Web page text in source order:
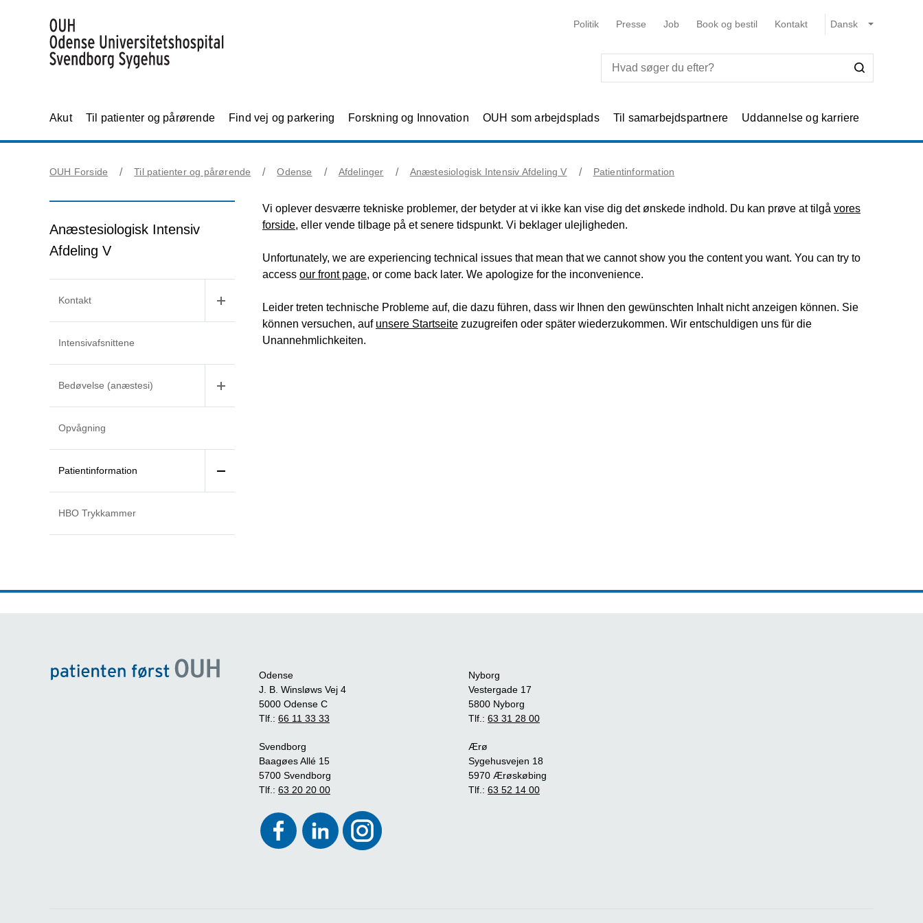
Politik Presse Job Book og bestil Kontakt
Akut Til patienter og pårørende Find vej og parkering Forskning og Innovation OUH som arbejdsplads Til samarbejdspartnere Uddannelse og karriere
OUH Forside Til patienter og pårørende Odense Afdelinger Anæstesiologisk Intensiv Afdeling V Patientinformation
Anæstesiologisk Intensiv
Afdeling V
Kontakt
Intensivafsnittene
Bedøvelse (anæstesi)
Opvågning
Patientinformation
HBO Trykkammer
Vi oplever desværre tekniske problemer, der betyder at vi ikke kan vise dig det ønskede indhold. Du kan prøve at tilgå vores
forside, eller vende tilbage på et senere tidspunkt. Vi beklager ulejligheden.
Unfortunately, we are experiencing technical issues that mean that we cannot show you the content you want. You can try to
access our front page, or come back later. We apologize for the inconvenience.
Leider treten technische Probleme auf, die dazu führen, dass wir Ihnen den gewünschten Inhalt nicht anzeigen können. Sie
können versuchen, auf unsere Startseite zuzugreifen oder später wiederzukommen. Wir entschuldigen uns für die
Unannehmlichkeiten.
Odense
J. B. Winsløws Vej 4
5000 Odense C
Tlf.: 66 11 33 33
Svendborg
Baagøes Allé 15
5700 Svendborg
Tlf.: 63 20 20 00
Nyborg
Vestergade 17
5800 Nyborg
Tlf.: 63 31 28 00
Ærø
Sygehusvejen 18
5970 Ærøskøbing
Tlf.: 63 52 14 00